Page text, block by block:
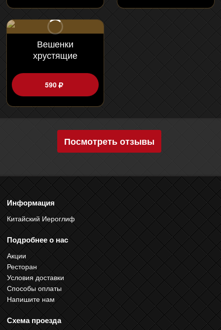
Вешенки
хрустящие
590
Посмотреть отзывы
Информация
Китайский Иероглиф
Подробнее о нас
Акции
Ресторан
Условия доставки
Способы оплаты
Напишите нам
Схема проезда